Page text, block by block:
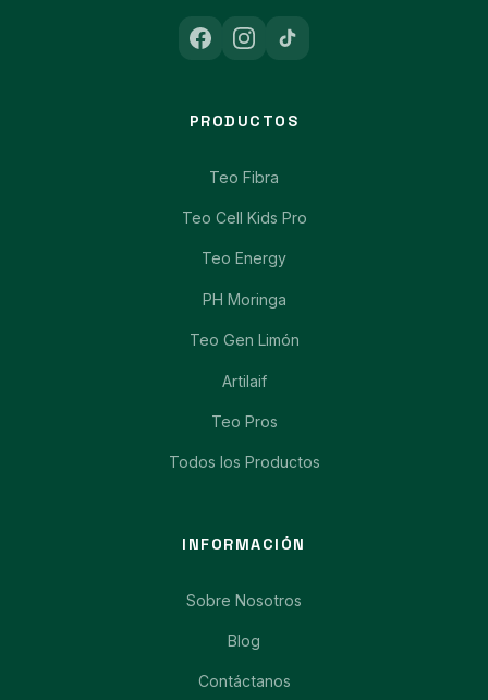
PRODUCTOS
Teo Fibra
Teo Cell Kids Pro
Teo Energy
PH Moringa
Teo Gen Limón
Artilaif
Teo Pros
Todos los Productos
INFORMACIÓN
Sobre Nosotros
Blog
Contáctanos